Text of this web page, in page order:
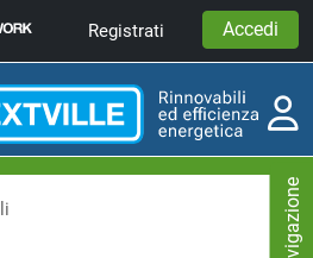
Registrati Accedi